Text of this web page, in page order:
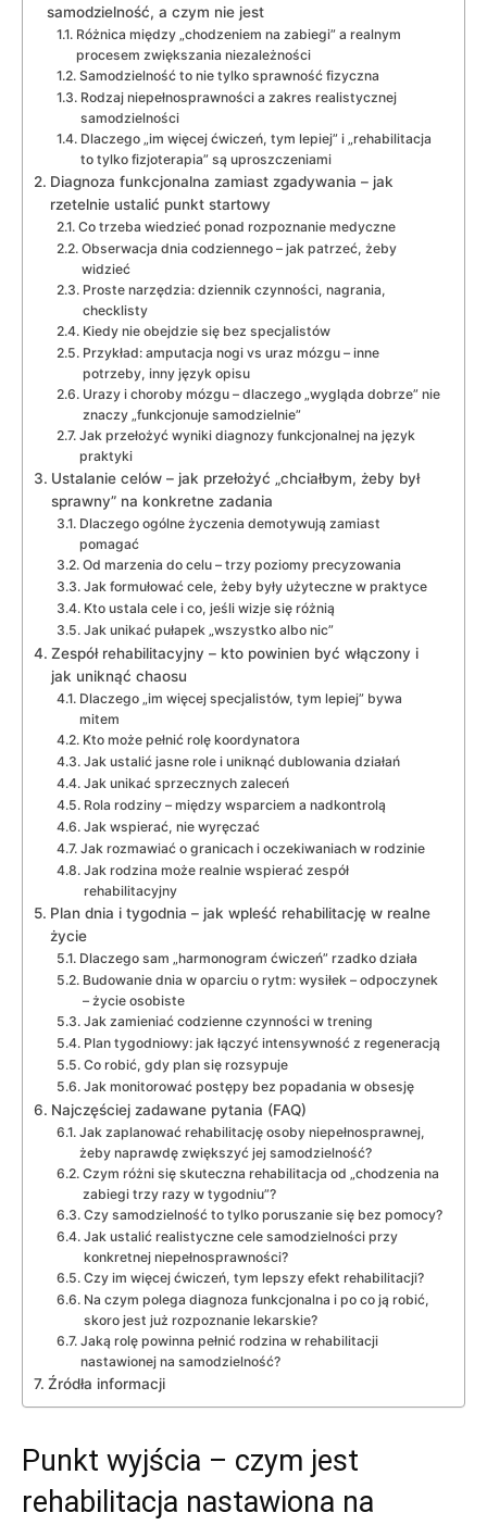
samodzielność, a czym nie jest
Różnica między „chodzeniem na zabiegi” a realnym
procesem zwiększania niezależności
Samodzielność to nie tylko sprawność fizyczna
Rodzaj niepełnosprawności a zakres realistycznej
samodzielności
Dlaczego „im więcej ćwiczeń, tym lepiej” i „rehabilitacja
to tylko fizjoterapia” są uproszczeniami
Diagnoza funkcjonalna zamiast zgadywania – jak
rzetelnie ustalić punkt startowy
Co trzeba wiedzieć ponad rozpoznanie medyczne
Obserwacja dnia codziennego – jak patrzeć, żeby
widzieć
Proste narzędzia: dziennik czynności, nagrania,
checklisty
Kiedy nie obejdzie się bez specjalistów
Przykład: amputacja nogi vs uraz mózgu – inne
potrzeby, inny język opisu
Urazy i choroby mózgu – dlaczego „wygląda dobrze” nie
znaczy „funkcjonuje samodzielnie”
Jak przełożyć wyniki diagnozy funkcjonalnej na język
praktyki
Ustalanie celów – jak przełożyć „chciałbym, żeby był
sprawny” na konkretne zadania
Dlaczego ogólne życzenia demotywują zamiast
pomagać
Od marzenia do celu – trzy poziomy precyzowania
Jak formułować cele, żeby były użyteczne w praktyce
Kto ustala cele i co, jeśli wizje się różnią
Jak unikać pułapek „wszystko albo nic”
Zespół rehabilitacyjny – kto powinien być włączony i
jak uniknąć chaosu
Dlaczego „im więcej specjalistów, tym lepiej” bywa
mitem
Kto może pełnić rolę koordynatora
Jak ustalić jasne role i uniknąć dublowania działań
Jak unikać sprzecznych zaleceń
Rola rodziny – między wsparciem a nadkontrolą
Jak wspierać, nie wyręczać
Jak rozmawiać o granicach i oczekiwaniach w rodzinie
Jak rodzina może realnie wspierać zespół
rehabilitacyjny
Plan dnia i tygodnia – jak wpleść rehabilitację w realne
życie
Dlaczego sam „harmonogram ćwiczeń” rzadko działa
Budowanie dnia w oparciu o rytm: wysiłek – odpoczynek
– życie osobiste
Jak zamieniać codzienne czynności w trening
Plan tygodniowy: jak łączyć intensywność z regeneracją
Co robić, gdy plan się rozsypuje
Jak monitorować postępy bez popadania w obsesję
Najczęściej zadawane pytania (FAQ)
Jak zaplanować rehabilitację osoby niepełnosprawnej,
żeby naprawdę zwiększyć jej samodzielność?
Czym różni się skuteczna rehabilitacja od „chodzenia na
zabiegi trzy razy w tygodniu”?
Czy samodzielność to tylko poruszanie się bez pomocy?
Jak ustalić realistyczne cele samodzielności przy
konkretnej niepełnosprawności?
Czy im więcej ćwiczeń, tym lepszy efekt rehabilitacji?
Na czym polega diagnoza funkcjonalna i po co ją robić,
skoro jest już rozpoznanie lekarskie?
Jaką rolę powinna pełnić rodzina w rehabilitacji
nastawionej na samodzielność?
Źródła informacji
Punkt wyjścia – czym jest
rehabilitacja nastawiona na